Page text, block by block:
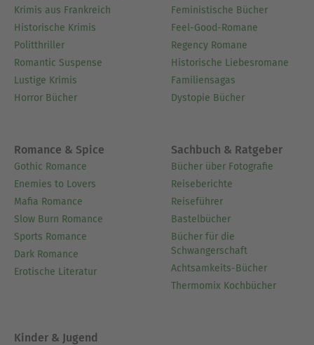
Krimis aus Frankreich
Historische Krimis
Politthriller
Romantic Suspense
Lustige Krimis
Horror Bücher
Feministische Bücher
Feel-Good-Romane
Regency Romane
Historische Liebesromane
Familiensagas
Dystopie Bücher
Romance & Spice
Gothic Romance
Enemies to Lovers
Mafia Romance
Slow Burn Romance
Sports Romance
Dark Romance
Erotische Literatur
Sachbuch & Ratgeber
Bücher über Fotografie
Reiseberichte
Reiseführer
Bastelbücher
Bücher für die
Schwangerschaft
Achtsamkeits-Bücher
Thermomix Kochbücher
Kinder & Jugend